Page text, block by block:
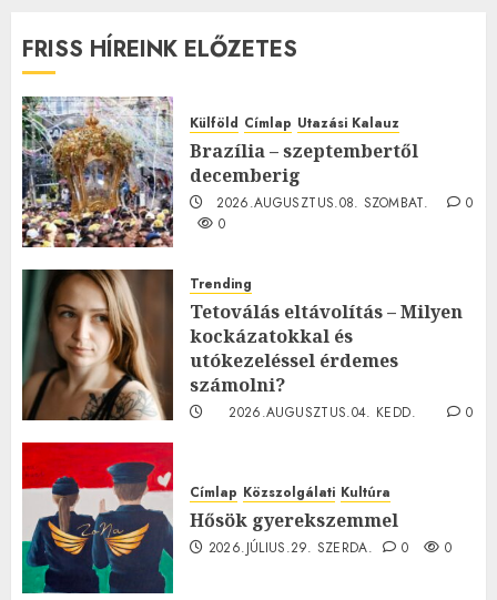
FRISS HÍREINK ELŐZETES
Külföld Címlap Utazási Kalauz
Brazília – szeptembertől
decemberig
2026.AUGUSZTUS.08. SZOMBAT.
0
0
Trending
Tetoválás eltávolítás – Milyen
kockázatokkal és
utókezeléssel érdemes
számolni?
2026.AUGUSZTUS.04. KEDD.
0
Címlap Közszolgálati Kultúra
Hősök gyerekszemmel
2026.JÚLIUS.29. SZERDA. 0 0